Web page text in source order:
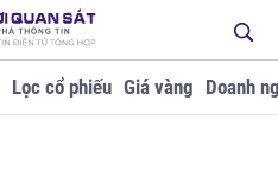
Lọc cổ phiếu Giá vàng Doanh